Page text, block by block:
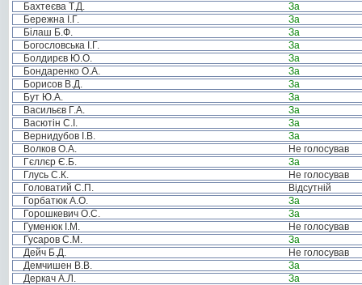
Бахтеєва Т.Д.
За
Бережна І.Г.
За
Білаш Б.Ф.
За
Богословська І.Г.
За
Болдирєв Ю.О.
За
Бондаренко О.А.
За
Борисов В.Д.
За
Бут Ю.А.
За
Васильєв Г.А.
За
Васютін С.І.
За
Вернидубов І.В.
За
Волков О.А.
Не голосував
Гєллєр Є.Б.
За
Глусь С.К.
Не голосував
Головатий С.П.
Відсутній
Горбатюк А.О.
За
Горошкевич О.С.
За
Гуменюк І.М.
Не голосував
Гусаров С.М.
За
Дейч Б.Д.
Не голосував
Демчишен В.В.
За
Деркач А.Л.
За